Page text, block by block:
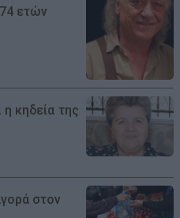
ετών
κηδεία της
στον